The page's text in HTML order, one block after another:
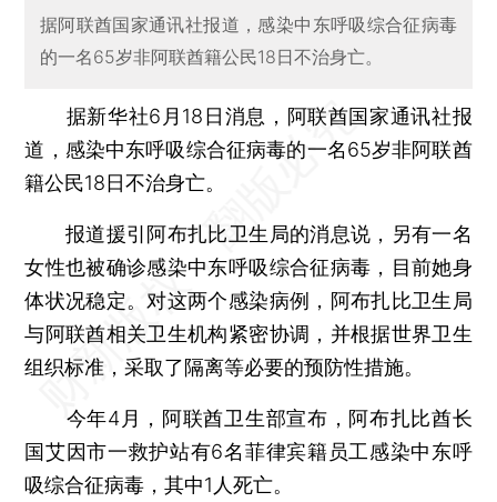
据阿联酋国家通讯社报道，感染中东呼吸综合征病毒
的一名65岁非阿联酋籍公民18日不治身亡。
据新华社6月18日消息，阿联酋国家通讯社报
道，感染中东呼吸综合征病毒的一名65岁非阿联酋
籍公民18日不治身亡。
报道援引阿布扎比卫生局的消息说，另有一名
女性也被确诊感染中东呼吸综合征病毒，目前她身
体状况稳定。对这两个感染病例，阿布扎比卫生局
与阿联酋相关卫生机构紧密协调，并根据世界卫生
组织标准，采取了隔离等必要的预防性措施。
今年4月，阿联酋卫生部宣布，阿布扎比酋长
国艾因市一救护站有6名菲律宾籍员工感染中东呼
吸综合征病毒，其中1人死亡。